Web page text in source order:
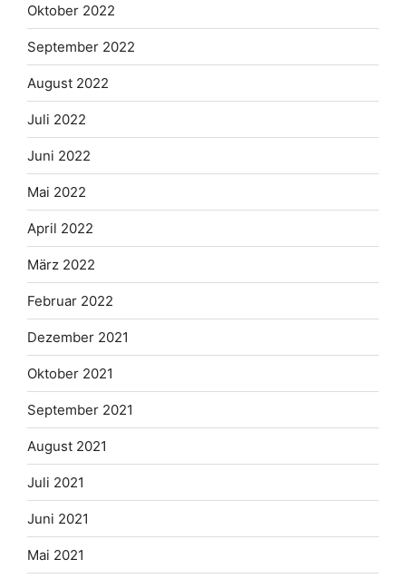
Oktober 2022
September 2022
August 2022
Juli 2022
Juni 2022
Mai 2022
April 2022
März 2022
Februar 2022
Dezember 2021
Oktober 2021
September 2021
August 2021
Juli 2021
Juni 2021
Mai 2021